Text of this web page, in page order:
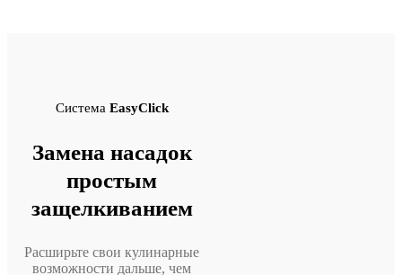
Система EasyClick
Замена насадок
простым
защелкиванием
Расширьте свои кулинарные
возможности дальше, чем